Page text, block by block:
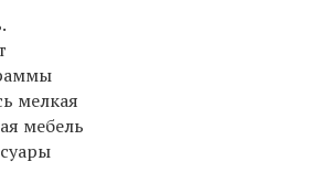
мелкая
мебель